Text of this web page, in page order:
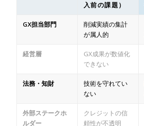
入前の課題）
GX担当部門
削減実績の集計
が属人的
経営層
GX成果が数値化
できない
法務・知財
技術を守れてい
ない
外部ステークホ
ルダー
クレジットの信
頼性が不透明